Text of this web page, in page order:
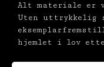
Alt materiale er
Uten uttrykkelig
hjemlet i lov